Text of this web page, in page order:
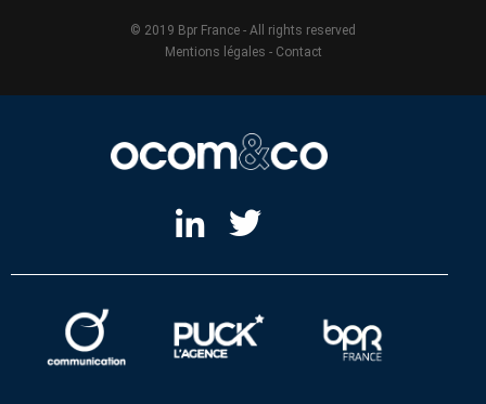
© 2019 Bpr France - All rights reserved
Mentions légales - Contact